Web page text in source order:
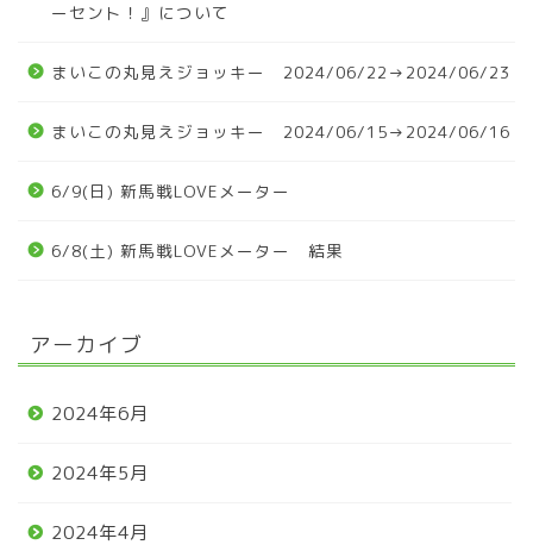
ーセント！』について
まいこの丸見えジョッキー 2024/06/22→2024/06/23
まいこの丸見えジョッキー 2024/06/15→2024/06/16
6/9(日) 新馬戦LOVEメーター
6/8(土) 新馬戦LOVEメーター 結果
アーカイブ
2024年6月
2024年5月
2024年4月